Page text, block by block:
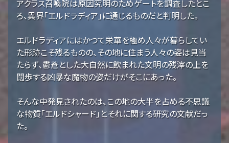
アクラス召喚院は原因究明のためゲートを調査したとこ
ろ、異界「エルドラディア」に通じるものだと判明した。
エルドラディアにはかつて栄華を極め人々が暮らしてい
た形跡こそ残るものの、その地に住まう人々の姿は見当
たらず、鬱蒼とした大自然に飲まれた文明の残滓の上を
闊歩する凶暴な魔物の姿だけがそこにあった。
そんな中発見されたのは、この地の大半を占める不思議
な物質「エルドシャード」とそれに関する研究の文献だっ
た。